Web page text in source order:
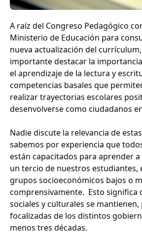
A raíz del Congreso Pedagógico
Ministerio de Educación para
nueva actualización del
importante destacar la
el aprendizaje de la lectura y
competencias basales que
realizar trayectorias escolares
desenvolverse como ciudadanos
Nadie discute la relevancia de
sabemos por experiencia que
están capacitados para aprender a
un tercio de nuestros estudiantes,
grupos socioeconómicos bajos o
comprensivamente. Esto significa
sociales y culturales se mantienen,
focalizadas de los distintos
menos tres décadas.